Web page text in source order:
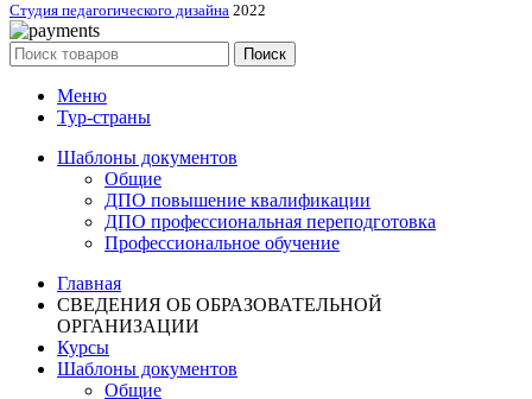
Студия педагогического дизайна 2022
Поиск
Меню
Тур-страны
Шаблоны документов
Общие
ДПО повышение квалификации
ДПО профессиональная переподготовка
Профессиональное обучение
Главная
СВЕДЕНИЯ ОБ ОБРАЗОВАТЕЛЬНОЙ
ОРГАНИЗАЦИИ
Курсы
Шаблоны документов
Общие